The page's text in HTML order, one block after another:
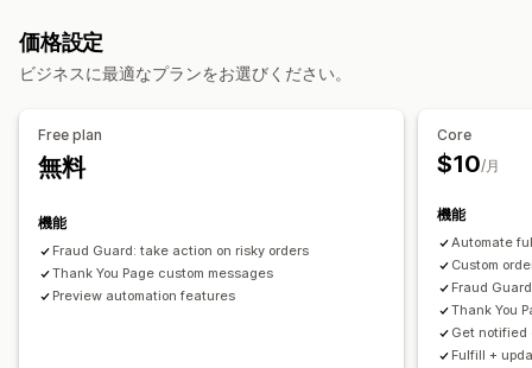
カスタマイズ
スケジュール式タスク
複数ストア
価格設定
ビジネスに最適なプランをお選びください。
Free plan
無料
機能
Fraud Guard: take action on risky orders
Thank You Page custom messages
Preview automation features
Core
$10/月
機能
Automate
Custom
Fraud
Thank You
Get notified
Fulfill +